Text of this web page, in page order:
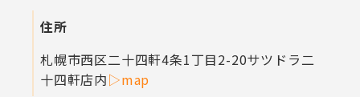
住所
札幌市西区二十四軒4条1丁目2-20サツドラ二
十四軒店内▷map